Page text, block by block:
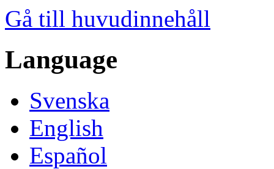
Gå till huvudinnehåll
Language
Svenska
English
Español